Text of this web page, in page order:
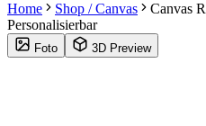
Home
Shop / Canvas
Canvas
Personalisierbar
Foto 3D Preview